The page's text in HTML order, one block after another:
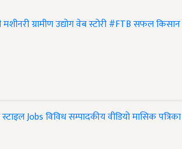
मशीनरीग्रामीण उद्योगवेब स्टोरी#FTBसफल किसान
Jobsविविधसम्पादकीयवीडियोमासिक पत्रिका